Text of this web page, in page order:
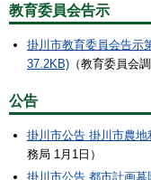
教育委員会告示
掛川市教育委員会告示
37.2KB) （教育委員会
公告
掛川市公告 掛川市農
務局 1月1日）
掛川市公告 都市計画